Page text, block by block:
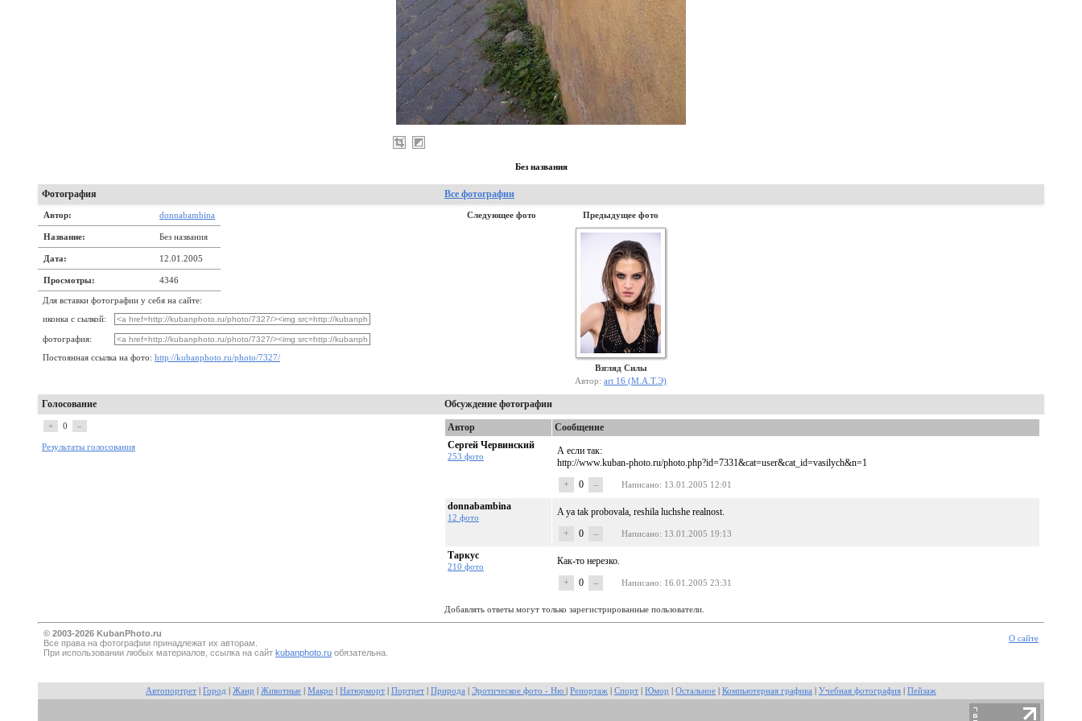
Без названия
Фотография Все фотографии
Автор: donnabambina
Название: Без названия
Дата: 12.01.2005
Просмотры: 4346
Для вставки фотографии у себя на сайте:
иконка с сылкой:
фотография:
Постоянная ссылка на фото: http://kubanphoto.ru/photo/7327/
Следующее фото Предыдущее фото
Взгляд Силы
Автор: art 16 (М.А.Т.Э)
Голосование Обсуждение фотографии
+ 0 –
Результаты голосования
Автор
Сообщение
Сергей Червинский
253 фото
А если так:
http://www.kuban-photo.ru/photo.php?id=7331&cat=user&cat_id=vasilych&n=1
+
0 – Написано: 13.01.2005 12:01
donnabambina
12 фото
A ya tak probovala, reshila luchshe realnost.
+
0 – Написано: 13.01.2005 19:13
Таркус
210 фото
Как-то нерезко.
+
0 – Написано: 16.01.2005 23:31
Добавлять ответы могут только зарегистрированные пользователи.
© 2003-2026 KubanPhoto.ru
Все прaва на фотографии принадлежат их авторам.
При использовании любых материалов, ссылка на сайт kubanphoto.ru обязательна.
О сайте
Автопортрет Город Жанр Животные Макро Натюрморт Портрет Природа Эротическое фото - Ню Репортаж Спорт Юмор Остальное Компьютерная графика Учебная фотография Пейзаж